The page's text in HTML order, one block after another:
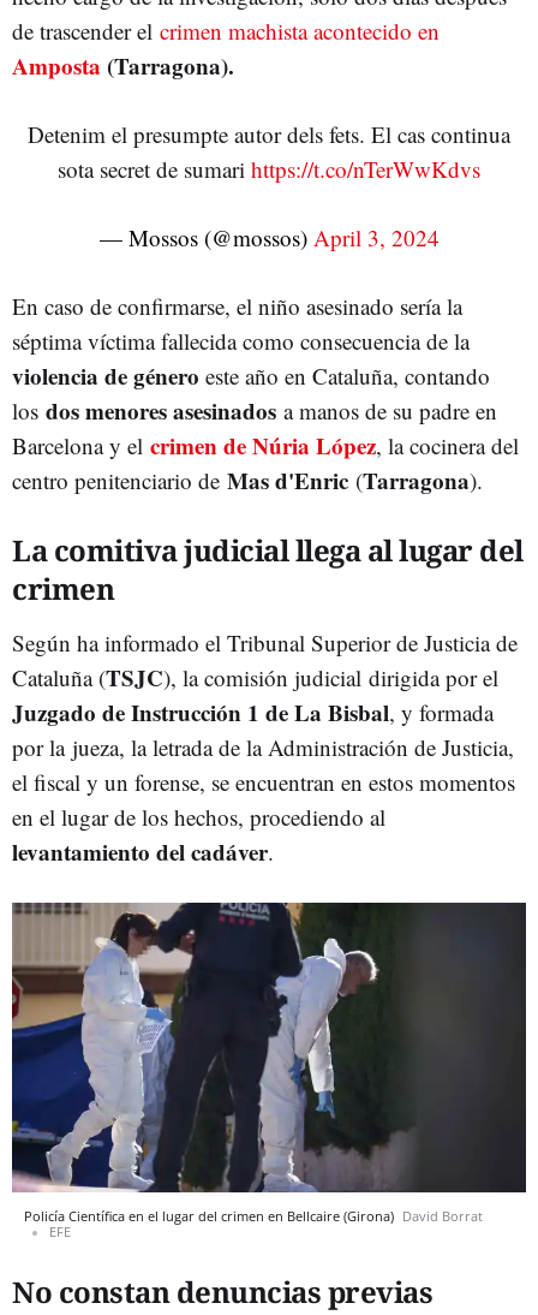
de trascender el crimen machista acontecido en
Amposta (Tarragona).
Detenim el presumpte autor dels fets. El cas continua
sota secret de sumari https://t.co/nTerWwKdvs
— Mossos (@mossos) April 3, 2024
En caso de confirmarse, el niño asesinado sería la
séptima víctima fallecida como consecuencia de la
violencia de género este año en Cataluña, contando
los dos menores asesinados a manos de su padre en
Barcelona y el crimen de Núria López, la cocinera del
centro penitenciario de Mas d'Enric (Tarragona).
La comitiva judicial llega al lugar del
crimen
Según ha informado el Tribunal Superior de Justicia de
Cataluña (TSJC), la comisión judicial dirigida por el
Juzgado de Instrucción 1 de La Bisbal, y formada
por la jueza, la letrada de la Administración de Justicia,
el fiscal y un forense, se encuentran en estos momentos
en el lugar de los hechos, procediendo al
levantamiento del cadáver.
Policía Científica en el lugar del crimen en Bellcaire (Girona) David Borrat
EFE
No constan denuncias previas